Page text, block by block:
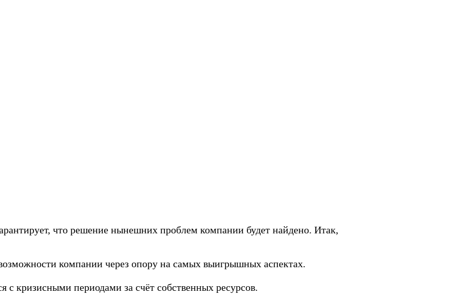
что решение нынешних проблем компании будет найдено. Итак,
компании через опору на самых выигрышных аспектах.
с кризисными периодами за счёт собственных ресурсов.